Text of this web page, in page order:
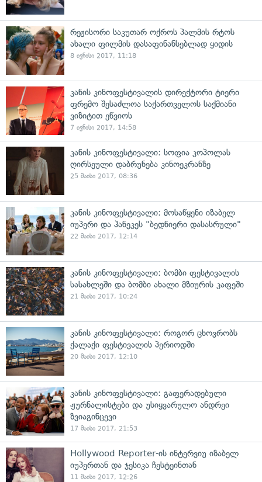
რეჟისორი საკუთარ ოქროს პალმის რტოს
ახალი ფილმის დასაფინანსებლად ყიდის
8 ივნისი 2017, 11:18
კანის კინოფესტივალის დირექტორი ტიერი
ფრემო შესაძლოა საქართველოს საქმიანი
ვიზიტით ეწვიოს
7 ივნისი 2017, 14:58
კანის კინოფესტივალი: სოფია კოპოლას
ღირსეული დაბრუნება კინოეკრანზე
25 მაისი 2017, 08:36
კანის კინოფესტივალი: მოსაწყენი იზაბელ
იუპერი და ჰანეკეს "ბედნიერი დასასრული"
22 მაისი 2017, 12:14
კანის კინოფესტივალი: ბომბი ფესტივალის
სასახლეში და ბომბი ახალი მზიურის კაფეში
21 მაისი 2017, 10:24
კანის კინოფესტივალი: როგორ ცხოვრობს
ქალაქი ფესტივალის პერიოდში
20 მაისი 2017, 12:10
კანის კინოფესტივალი: გაფერადებული
ჟურნალისტები და უსიყვარულო ანდრეი
ზვიაგინცევი
17 მაისი 2017, 21:53
Hollywood Reporter-ის ინტერვიუ იზაბელ
იუპერთან და ჯესიკა ჩესტეინთან
11 მაისი 2017, 12:26